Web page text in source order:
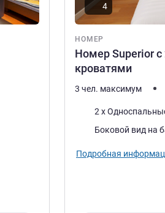
НОМЕР
Номер Superior с
кроватями
4
3 чел. максимум
Постель
2 x
Виды:Боковой вид на
Подробная